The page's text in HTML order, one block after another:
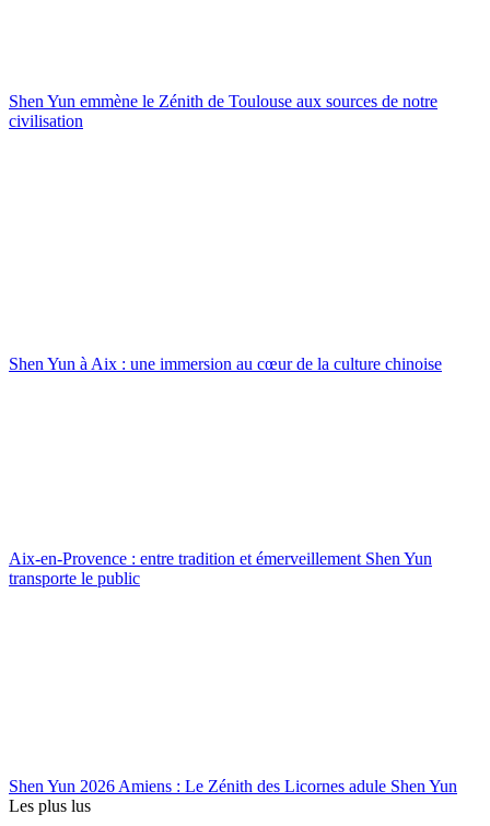
Shen Yun emmène le Zénith de Toulouse aux sources de notre
civilisation
Shen Yun à Aix : une immersion au cœur de la culture chinoise
Aix-en-Provence : entre tradition et émerveillement Shen Yun
transporte le public
Shen Yun 2026 Amiens : Le Zénith des Licornes adule Shen Yun
Les plus lus